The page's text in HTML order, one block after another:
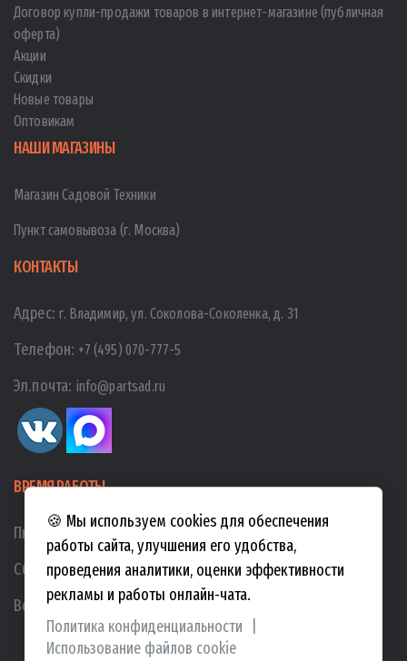
Договор купли-продажи товаров в интернет-магазине (публичная
оферта)
Акции
Скидки
Новые товары
Оптовикам
НАШИ МАГАЗИНЫ
Магазин Садовой Техники
Пункт самовывоза (г. Москва)
КОНТАКТЫ
Адрес:г. Владимир, ул. Соколова-Соколенка, д. 31
Телефон: +7 (495) 070-777-5
Эл.почта: info@partsad.ru
ВРЕМЯ РАБОТЫ
Пн-Пт: 10:00-19:00
Сб:
10:00-17:00
Вс:
10:00-15:00
🍪 Мы используем cookies для обеспечения
работы сайта, улучшения его удобства,
проведения аналитики, оценки эффективности
рекламы и работы онлайн-чата.
Политика конфиденциальности
Использование файлов cookie